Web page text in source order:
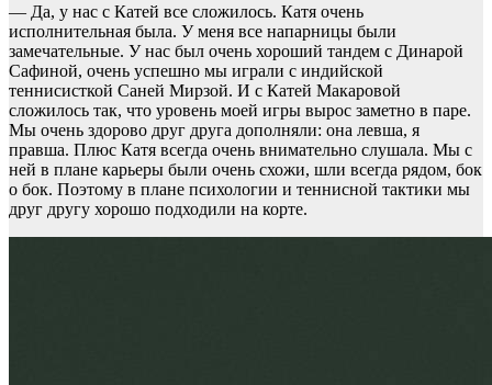
— Да, у нас с Катей все сложилось. Катя очень
исполнительная была. У меня все напарницы были
замечательные. У нас был очень хороший тандем с Динарой
Сафиной, очень успешно мы играли с индийской
теннисисткой Саней Мирзой. И с Катей Макаровой
сложилось так, что уровень моей игры вырос заметно в паре.
Мы очень здорово друг друга дополняли: она левша, я
правша. Плюс Катя всегда очень внимательно слушала. Мы с
ней в плане карьеры были очень схожи, шли всегда рядом, бок
о бок. Поэтому в плане психологии и теннисной тактики мы
друг другу хорошо подходили на корте.